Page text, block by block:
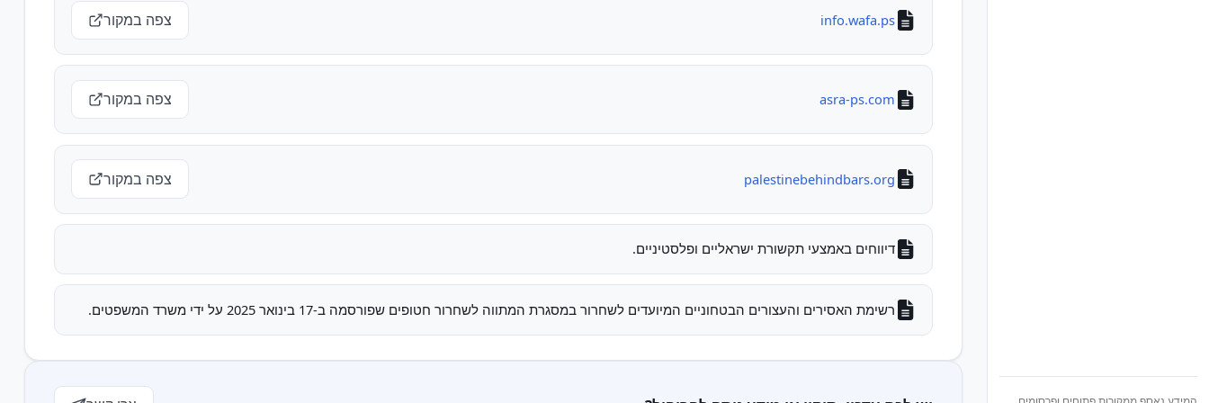
info.wafa.ps צפה במקור
asra-ps.com צפה במקור
palestinebehindbars.org צפה במקור
דיווחים באמצעי תקשורת ישראליים ופלסטיניים.
רשימת האסירים והעצורים הבטחוניים המיועדים לשחרור במסגרת המתווה לשחרור חטופים שפורסמה ב-17 בינואר 2025 על ידי משרד המשפטים.